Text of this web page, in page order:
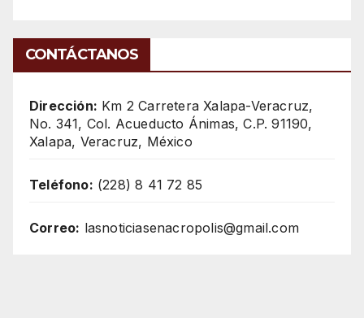
CONTÁCTANOS
Dirección: Km 2 Carretera Xalapa-Veracruz,
No. 341, Col. Acueducto Ánimas, C.P. 91190,
Xalapa, Veracruz, México
Teléfono: (228) 8 41 72 85
Correo: lasnoticiasenacropolis@gmail.com